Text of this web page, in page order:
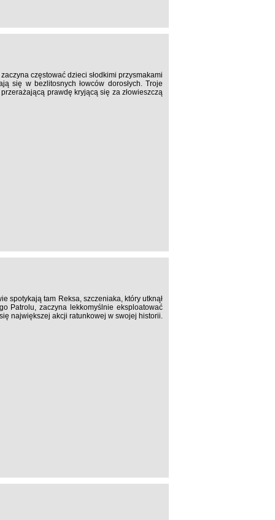
częstować dzieci słodkimi przysmakami
się w bezlitosnych łowców dorosłych. Troje
prawdę kryjącą się za złowieszczą
spotykają tam Reksa, szczeniaka, który utknął
Patrolu, zaczyna lekkomyślnie eksploatować
największej akcji ratunkowej w swojej historii.